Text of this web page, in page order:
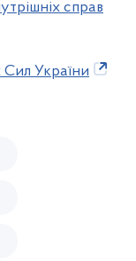
справ
України